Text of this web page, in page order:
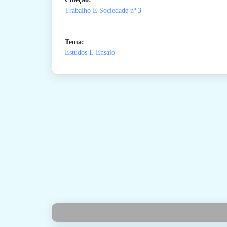
Trabalho E Sociedade nº 3
Tema:
Estudos E Ensaio